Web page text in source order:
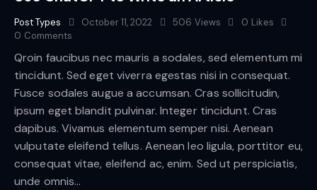
Post Types October 11, 2022 506 Views 0 Likes
0 Comments
Qroin faucibus nec mauris a sodales, sed elementum mi
tincidunt. Sed eget viverra egestas nisi in consequat.
Fusce sodales augue a accumsan. Cras sollicitudin,
ipsum eget blandit pulvinar. Integer tincidunt. Cras
dapibus. Vivamus elementum semper nisi. Aenean
vulputate eleifend tellus. Aenean leo ligula, porttitor eu,
consequat vitae, eleifend ac, enim. Sed ut perspiciatis,
unde omnis…